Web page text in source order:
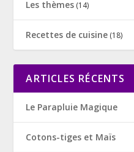
Les thèmes (14)
Recettes de cuisine (18)
ARTICLES RÉCENTS
Le Parapluie Magique
Cotons-tiges et Maïs